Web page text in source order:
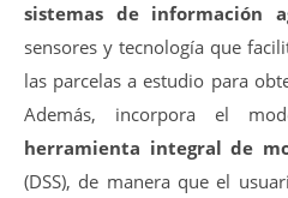
sistemas de información
sensores y tecnología que
las parcelas a estudio para
Además, incorpora el
herramienta integral de
(DSS), de manera que el